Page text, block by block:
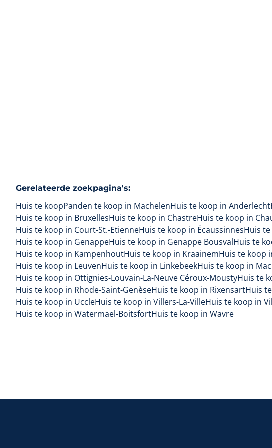
Gerelateerde zoekpagina's:
Huis te koopPanden te koop in MachelenHuis te koop in Anderlecht
Huis te koop in BruxellesHuis te koop in ChastreHuis te koop in
Huis te koop in Court-St.-EtienneHuis te koop in ÉcaussinnesHuis
Huis te koop in GenappeHuis te koop in Genappe BousvalHuis te
Huis te koop in KampenhoutHuis te koop in KraainemHuis te koop
Huis te koop in LeuvenHuis te koop in LinkebeekHuis te koop in
Huis te koop in Ottignies-Louvain-La-Neuve Céroux-MoustyHuis te
Huis te koop in Rhode-Saint-GenèseHuis te koop in RixensartHuis
Huis te koop in UccleHuis te koop in Villers-La-VilleHuis te koop in
Huis te koop in Watermael-BoitsfortHuis te koop in Wavre